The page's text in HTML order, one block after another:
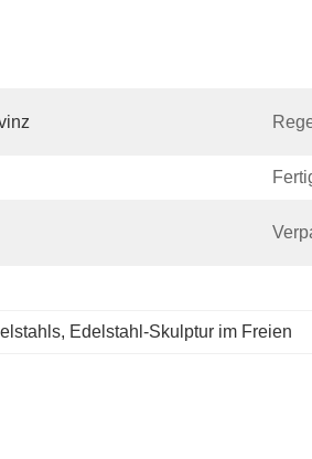
, Edelstahl-Skulptur im Freien